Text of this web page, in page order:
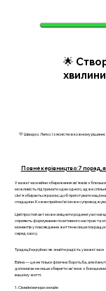
🌟
хвилини
💛 Швидко. Легко. І з ясністю в кожному рішенні.
Повне керівництво: 7 порад,
У важкі часи війни збереження зв'язків з
можливість підтримати один одного, адже
сім'я збирається разом, щоб приготувати
спадщини. Кожен прийом їжі може
Цей простий акт може зміцнити родинні узи і
сприяють формуванню позитивного настрою та
моментів у повсякденне життя не лише покращує
серед хаосу.
Традиції на руїнах: як знайти радість у важкі часи
Війна — це не тільки фізична боротьба, але й
допомагає не лише зберегти зв'язок з
вашому житті.
1. Сімейні вечори онлайн